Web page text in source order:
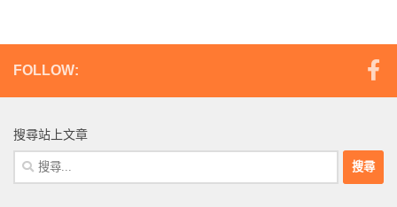
FOLLOW:
搜尋站上文章
搜
尋